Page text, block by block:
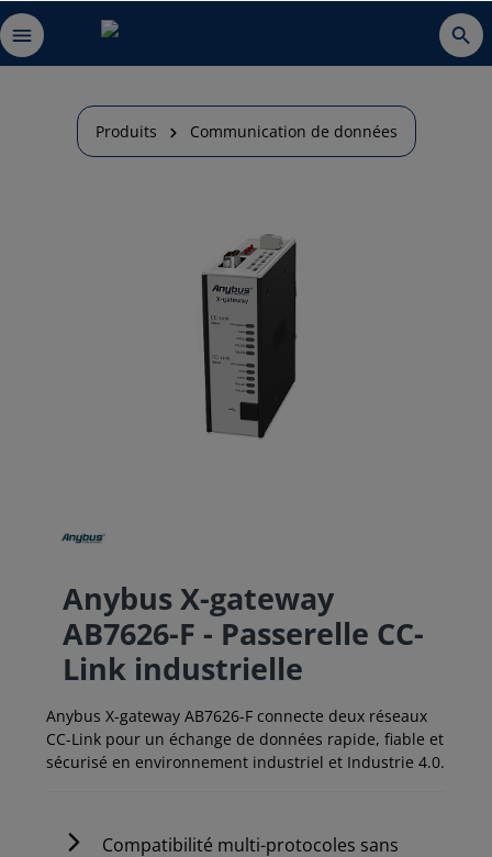
Produits Communication de données
Anybus X-gateway
AB7626-F - Passerelle CC-
Link industrielle
Anybus X-gateway AB7626-F connecte deux réseaux
CC-Link pour un échange de données rapide, fiable et
sécurisé en environnement industriel et Industrie 4.0.
Compatibilité multi-protocoles sans